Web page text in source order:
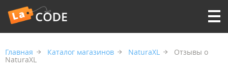
Главная Каталог магазинов NaturaXL Отзывы о
NaturaXL